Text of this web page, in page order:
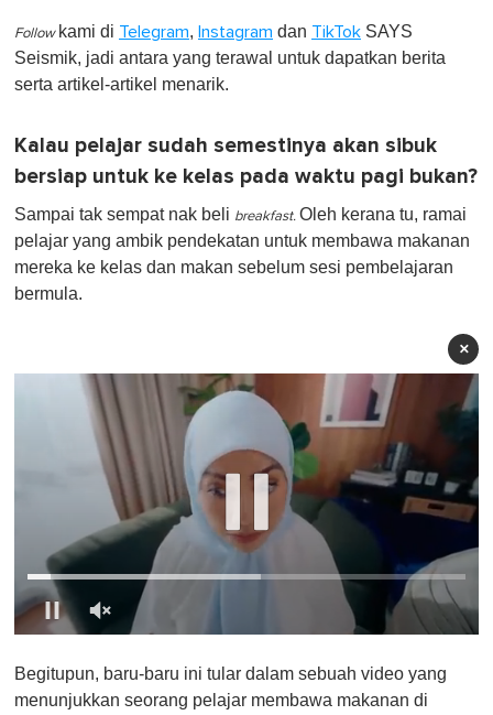
Follow kami di Telegram, Instagram dan TikTok SAYS
Seismik, jadi antara yang terawal untuk dapatkan berita
serta artikel-artikel menarik.
Kalau pelajar sudah semestinya akan sibuk
bersiap untuk ke kelas pada waktu pagi bukan?
Sampai tak sempat nak beli breakfast. Oleh kerana tu, ramai
pelajar yang ambik pendekatan untuk membawa makanan
mereka ke kelas dan makan sebelum sesi pembelajaran
bermula.
×
f
1
Begitupun, baru-baru ini tular dalam sebuah video yang
menunjukkan seorang pelajar membawa makanan di